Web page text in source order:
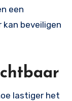
een
beveiligen
lastiger het